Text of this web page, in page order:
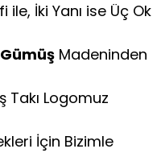
İki Yanı ise Üç Ok
Gümüş Madeninden
Takı Logomuz
İçin Bizimle